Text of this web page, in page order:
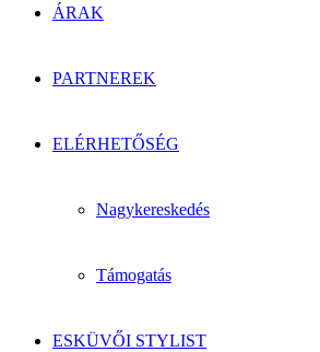
ÁRAK
PARTNEREK
ELÉRHETŐSÉG
Nagykereskedés
Támogatás
ESKÜVŐI STYLIST